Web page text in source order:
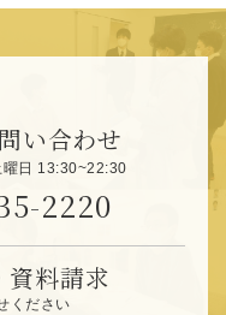
い合わせ
曜日 13:30~22:30
2220
資料請求
ください